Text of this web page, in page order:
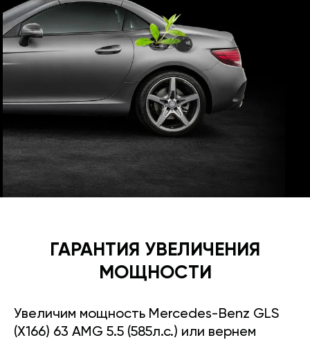
ГАРАНТИЯ УВЕЛИЧЕНИЯ
МОЩНОСТИ
Увеличим мощность Mercedes-Benz GLS
(X166) 63 AMG 5.5 (585л.с.) или вернем